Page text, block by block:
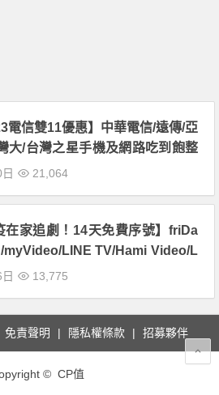
電信雙11優惠】中華電信/遠傳/亞
大/台灣之星手機及網路吃到飽整
21,064
在家追劇！14天免費序號】friDa
myVideo/LINE TV/Hami Video/L
馬上領！
13,775
免責聲明 隱私權條款 招募夥伴
© CP值